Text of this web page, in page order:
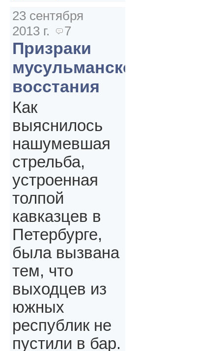
23 сентября
2013 г.
7
Призраки
мусульманского
восстания
Как
выяснилось
нашумевшая
стрельба,
устроенная
толпой
кавказцев в
Петербурге,
была вызвана
тем, что
выходцев из
южных
республик не
пустили в бар.